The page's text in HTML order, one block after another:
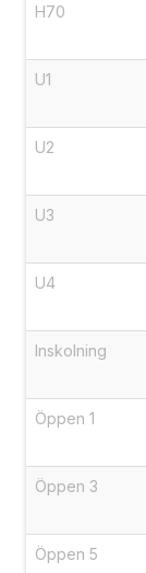
H70
U1
U2
U3
U4
Inskolning
Öppen 1
Öppen 3
Öppen 5